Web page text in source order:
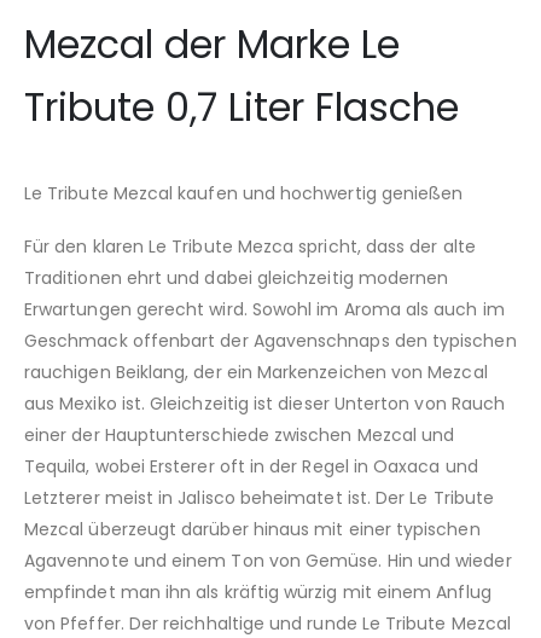
Mezcal der Marke Le
Tribute 0,7 Liter Flasche
Le Tribute Mezcal kaufen und hochwertig genießen
Für den klaren Le Tribute Mezca spricht, dass der alte
Traditionen ehrt und dabei gleichzeitig modernen
Erwartungen gerecht wird. Sowohl im Aroma als auch im
Geschmack offenbart der Agavenschnaps den typischen
rauchigen Beiklang, der ein Markenzeichen von Mezcal
aus Mexiko ist. Gleichzeitig ist dieser Unterton von Rauch
einer der Hauptunterschiede zwischen Mezcal und
Tequila, wobei Ersterer oft in der Regel in Oaxaca und
Letzterer meist in Jalisco beheimatet ist. Der Le Tribute
Mezcal überzeugt darüber hinaus mit einer typischen
Agavennote und einem Ton von Gemüse. Hin und wieder
empfindet man ihn als kräftig würzig mit einem Anflug
von Pfeffer. Der reichhaltige und runde Le Tribute Mezcal